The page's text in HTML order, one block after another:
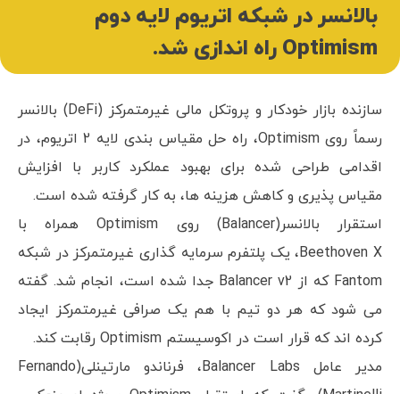
بالانسر در شبکه اتریوم لایه دوم
Optimism راه اندازی شد.
سازنده بازار خودکار و پروتکل مالی غیرمتمرکز (DeFi) بالانسر
رسماً روی Optimism، راه حل مقیاس بندی لایه 2 اتریوم، در
اقدامی طراحی شده برای بهبود عملکرد کاربر با افزایش
مقیاس پذیری و کاهش هزینه ها، به کار گرفته شده است.
استقرار بالانسر(Balancer) روی Optimism همراه با
Beethoven X، یک پلتفرم سرمایه گذاری غیرمتمرکز در شبکه
Fantom که از Balancer v2 جدا شده است، انجام شد. گفته
می شود که هر دو تیم با هم یک صرافی غیرمتمرکز ایجاد
کرده اند که قرار است در اکوسیستم Optimism رقابت کند.
مدیر عامل Balancer Labs، فرناندو مارتینلی(Fernando